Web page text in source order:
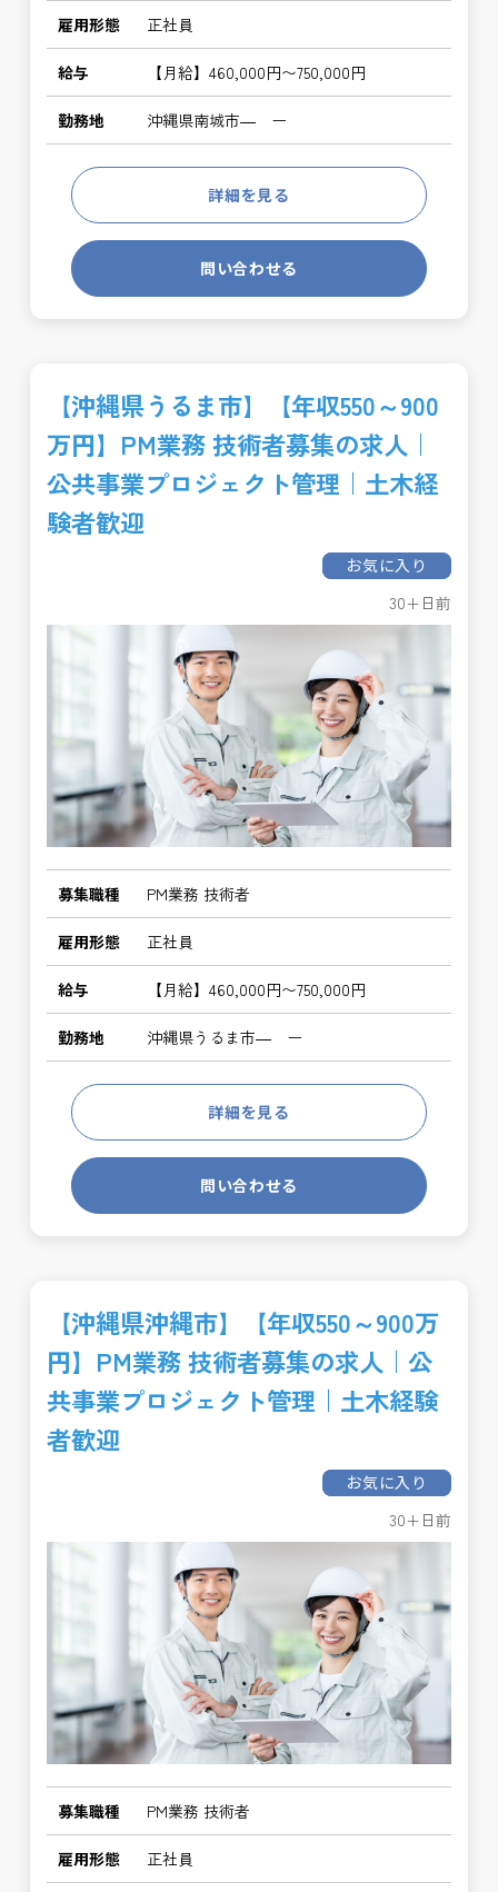
雇用形態 正社員
給与 【月給】460,000円〜750,000円
勤務地 沖縄県南城市― ー
詳細を見る
問い合わせる
【沖縄県うるま市】【年収550～900
万円】PM業務 技術者募集の求人｜
公共事業プロジェクト管理｜土木経
験者歓迎
お気に入り
30+日前
募集職種 PM業務 技術者
雇用形態 正社員
給与 【月給】460,000円〜750,000円
勤務地 沖縄県うるま市― ー
詳細を見る
問い合わせる
【沖縄県沖縄市】【年収550～900万
円】PM業務 技術者募集の求人｜公
共事業プロジェクト管理｜土木経験
者歓迎
お気に入り
30+日前
募集職種 PM業務 技術者
雇用形態 正社員